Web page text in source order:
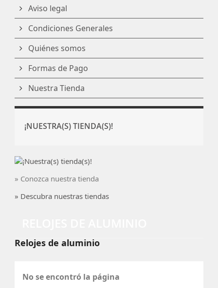
Aviso legal
Condiciones Generales
Quiénes somos
Formas de Pago
Nuestra Tienda
¡NUESTRA(S) TIENDA(S)!
» Conozca nuestra tienda
» Descubra nuestras tiendas
Relojes de aluminio
No se encontró la página